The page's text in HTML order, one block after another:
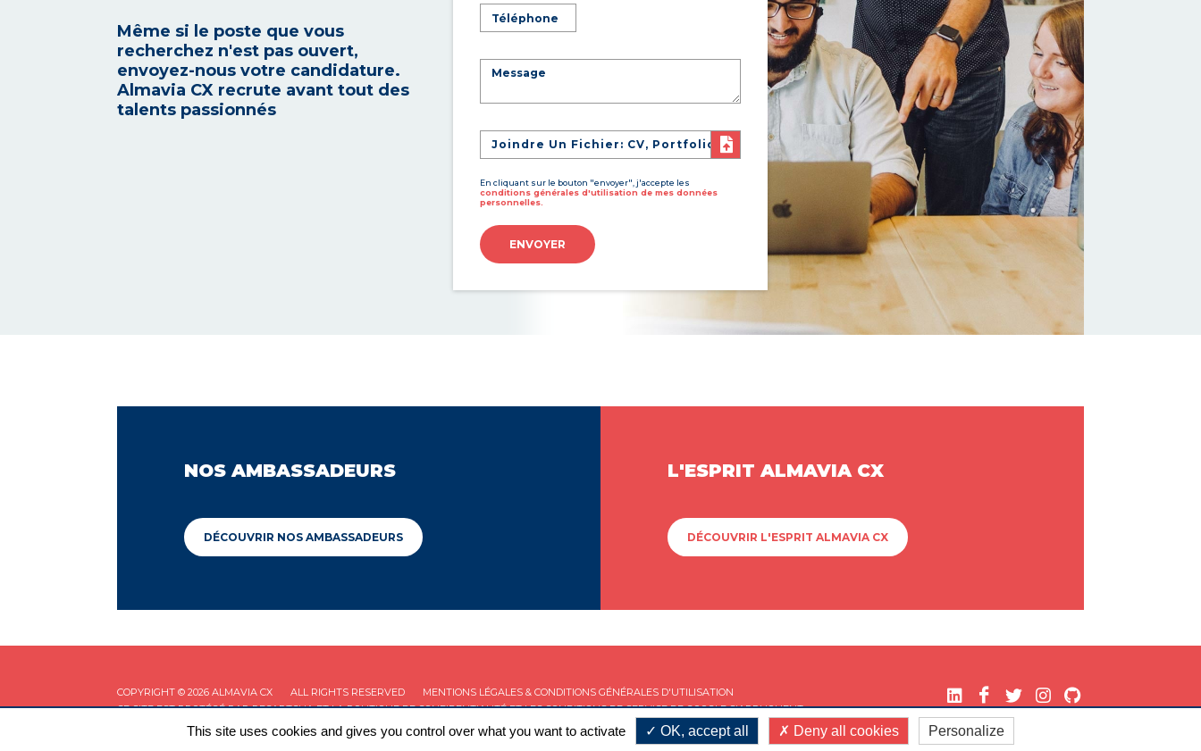
Même si le poste que vous
recherchez n'est pas ouvert,
envoyez-nous votre candidature.
Almavia CX recrute avant tout des
talents passionnés
Joindre Un Fichier: CV, Portfolio
En cliquant sur le bouton "envoyer", j'accepte les
conditions générales d'utilisation de mes données
personnelles.
ENVOYER
NOS AMBASSADEURS
DÉCOUVRIR NOS AMBASSADEURS
L'ESPRIT ALMAVIA CX
DÉCOUVRIR L'ESPRIT ALMAVIA CX
COPYRIGHT © 2026 ALMAVIA CX ALL RIGHTS RESERVED
MENTIONS LÉGALES & CONDITIONS GÉNÉRALES D'UTILISATION
CE SITE EST PROTÉGÉ PAR RECAPTCHA ET LAPOLITIQUE DE CONFIDENTIALITÉET LESCONDITIONS DE SERVICEDE GOOGLE S'APPLIQUENT.
This site uses cookies and gives you control over what you want to activate OK, accept all Deny all cookies Personalize